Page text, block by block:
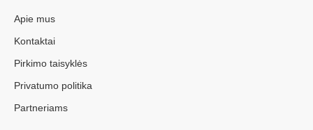
Apie mus
Kontaktai
Pirkimo taisyklės
Privatumo politika
Partneriams